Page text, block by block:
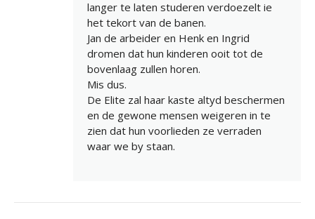
langer te laten studeren verdoezelt ie
het tekort van de banen.
Jan de arbeider en Henk en Ingrid
dromen dat hun kinderen ooit tot de
bovenlaag zullen horen.
Mis dus.
De Elite zal haar kaste altyd beschermen
en de gewone mensen weigeren in te
zien dat hun voorlieden ze verraden
waar we by staan.